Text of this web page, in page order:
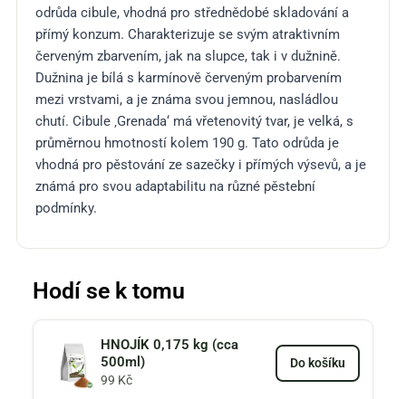
odrůda cibule, vhodná pro střednědobé skladování a
přímý konzum. Charakterizuje se svým atraktivním
červeným zbarvením, jak na slupce, tak i v dužnině.
Dužnina je bílá s karmínově červeným probarvením
mezi vrstvami, a je známa svou jemnou, nasládlou
chutí. Cibule ‚Grenada‘ má vřetenovitý tvar, je velká, s
průměrnou hmotností kolem 190 g. Tato odrůda je
vhodná pro pěstování ze sazečky i přímých výsevů, a je
známá pro svou adaptabilitu na různé pěstební
podmínky.
Hodí se k tomu
HNOJÍK 0,175 kg (cca
500ml)
99 Kč
Do košíku